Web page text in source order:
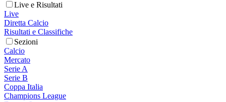
Live e Risultati
Live
Diretta Calcio
Risultati e Classifiche
Sezioni
Calcio
Mercato
Serie A
Serie B
Coppa Italia
Champions League